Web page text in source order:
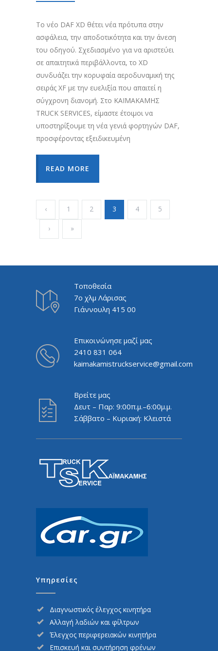
Το νέο DAF XD θέτει νέα πρότυπα στην
ασφάλεια, την αποδοτικότητα και την άνεση
του οδηγού. Σχεδιασμένο για να αριστεύει
σε απαιτητικά περιβάλλοντα, το XD
συνδυάζει την κορυφαία αεροδυναμική της
σειράς XF με την ευελιξία που απαιτεί η
σύγχρονη διανομή. Στο ΚΑΪΜΑΚΑΜΗΣ
TRUCK SERVICES, είμαστε έτοιμοι να
υποστηρίξουμε τη νέα γενιά φορτηγών DAF,
προσφέροντας εξειδικευμένη
READ MORE
‹ 1 2 3 4 5
› »
Τοποθεσία
7ο χλμ Λάρισας
Γιάννουλη 415 00
Επικοινώνησε μαζί μας
2410 831 064
kaimakamistruckservice@gmail.com
Βρείτε μας
Δευτ – Παρ: 9:00π.μ.–6:00μ.μ.
Σάββατο – Κυριακή: Κλειστά
Υπηρεσίες
Διαγνωστικός έλεγχος κινητήρα
Αλλαγή λαδιών και φίλτρων
Έλεγχος περιφερειακών κινητήρα
Επισκευή και συντήρηση φρένων